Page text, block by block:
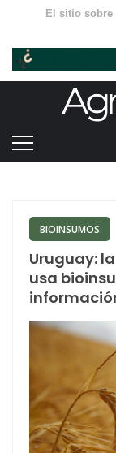
El sitio
BIOINSUMOS
Uruguay:
usa